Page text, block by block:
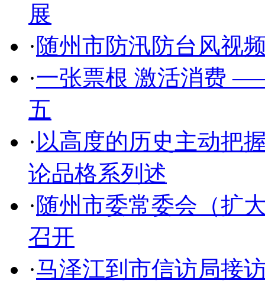
展
·随州市防汛防台风视
·一张票根 激活消费
五
·以高度的历史主动把
论品格系列述
·随州市委常委会（扩
召开
·马泽江到市信访局接